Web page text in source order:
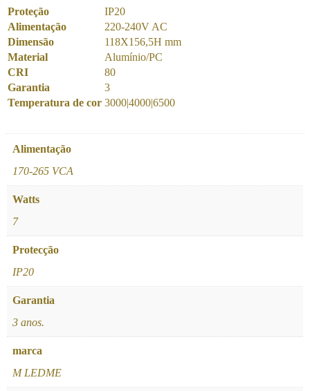
Proteção
IP20
Alimentação
220-240V AC
Dimensão
118X156,5H mm
Material
Alumínio/PC
CRI
80
Garantia
3
Temperatura de cor 3000|4000|6500
Alimentação
170-265 VCA
Watts
7
Protecção
IP20
Garantia
3 anos.
marca
M LEDME